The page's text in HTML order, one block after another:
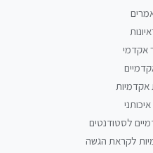
אקדמי
אקדמיות
לסטודנטים
לקראת הגשה